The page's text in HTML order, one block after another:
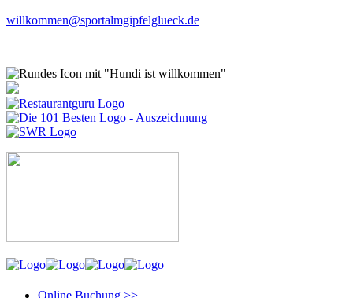
willkommen@sportalmgipfelglueck.de
Online Buchung >>